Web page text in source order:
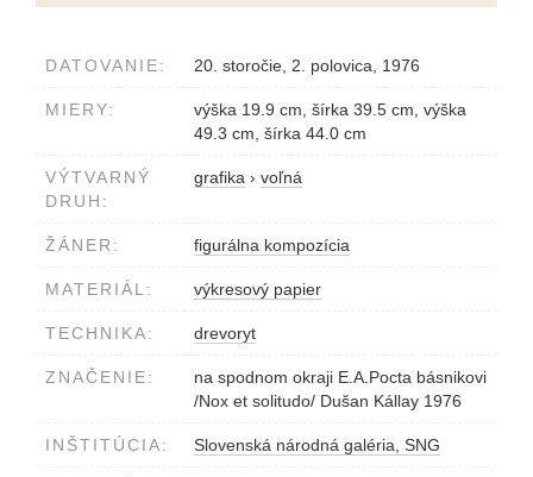
DATOVANIE: 20. storočie, 2. polovica, 1976
MIERY:
výška 19.9 cm, šírka 39.5 cm, výška
49.3 cm, šírka 44.0 cm
VÝTVARNÝ
DRUH:
grafika › voľná
ŽÁNER: figurálna kompozícia
MATERIÁL: výkresový papier
TECHNIKA: drevoryt
ZNAČENIE:
na spodnom okraji E.A.Pocta básnikovi
/Nox et solitudo/ Dušan Kállay 1976
INŠTITÚCIA: Slovenská národná galéria, SNG